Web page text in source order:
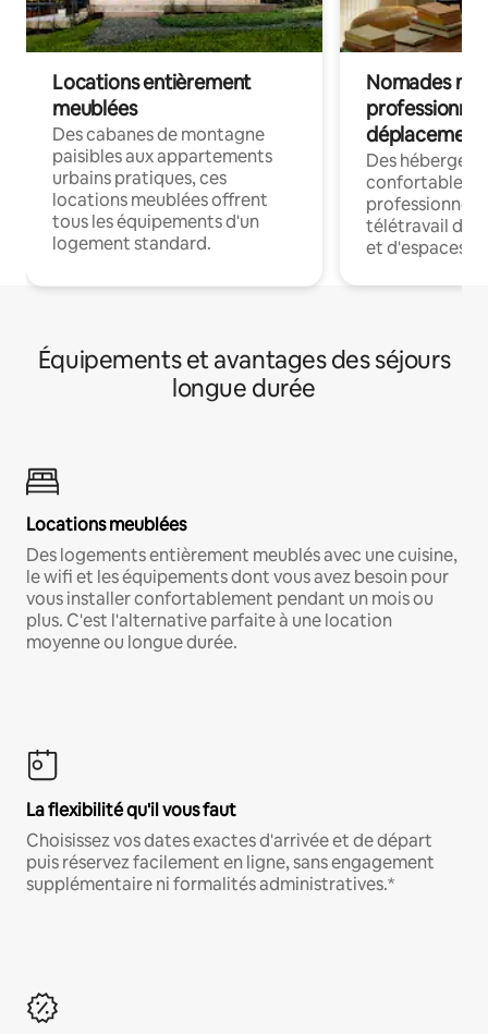
Locations entièrement
meublées
Des cabanes de montagne
paisibles aux appartements
urbains pratiques, ces
locations meublées offrent
tous les équipements d'un
logement standard.
Nomades
déplacement
Des
confortables
professionnels
télétravail
et d'espaces
Équipements et avantages des séjours
longue durée
Locations meublées
Des logements entièrement meublés avec une cuisine,
le wifi et les équipements dont vous avez besoin pour
vous installer confortablement pendant un mois ou
plus. C'est l'alternative parfaite à une location
moyenne ou longue durée.
La flexibilité qu'il vous faut
Choisissez vos dates exactes d'arrivée et de départ
puis réservez facilement en ligne, sans engagement
supplémentaire ni formalités administratives.*